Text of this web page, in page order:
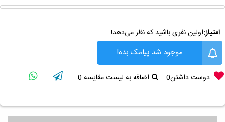
امتیاز:اولین نفری باشید که نظر می‌دهد!
موجود شد پیامک بده!
دوست داشتن0 اضافه به لیست مقایسه 0